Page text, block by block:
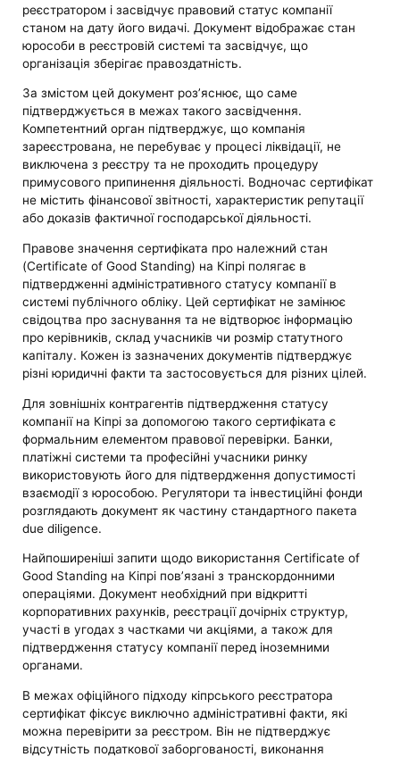
реєстратором і засвідчує правовий статус компанії
станом на дату його видачі. Документ відображає стан
юрособи в реєстровій системі та засвідчує, що
організація зберігає правоздатність.
За змістом цей документ роз’яснює, що саме
підтверджується в межах такого засвідчення.
Компетентний орган підтверджує, що компанія
зареєстрована, не перебуває у процесі ліквідації, не
виключена з реєстру та не проходить процедуру
примусового припинення діяльності. Водночас сертифікат
не містить фінансової звітності, характеристик репутації
або доказів фактичної господарської діяльності.
Правове значення сертифіката про належний стан
(Certificate of Good Standing) на Кіпрі полягає в
підтвердженні адміністративного статусу компанії в
системі публічного обліку. Цей сертифікат не замінює
свідоцтва про заснування та не відтворює інформацію
про керівників, склад учасників чи розмір статутного
капіталу. Кожен із зазначених документів підтверджує
різні юридичні факти та застосовується для різних цілей.
Для зовнішніх контрагентів підтвердження статусу
компанії на Кіпрі за допомогою такого сертифіката є
формальним елементом правової перевірки. Банки,
платіжні системи та професійні учасники ринку
використовують його для підтвердження допустимості
взаємодії з юрособою. Регулятори та інвестиційні фонди
розглядають документ як частину стандартного пакета
due diligence.
Найпоширеніші запити щодо використання Certificate of
Good Standing на Кіпрі пов’язані з транскордонними
операціями. Документ необхідний при відкритті
корпоративних рахунків, реєстрації дочірніх структур,
участі в угодах з частками чи акціями, а також для
підтвердження статусу компанії перед іноземними
органами.
В межах офіційного підходу кіпрського реєстратора
сертифікат фіксує виключно адміністративні факти, які
можна перевірити за реєстром. Він не підтверджує
відсутність податкової заборгованості, виконання